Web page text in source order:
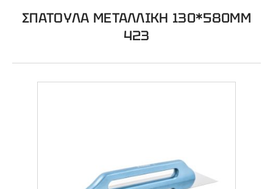
ΣΠΑΤΟΥΛΑ ΜΕΤΑΛΛΙΚΗ 130*580MM
423